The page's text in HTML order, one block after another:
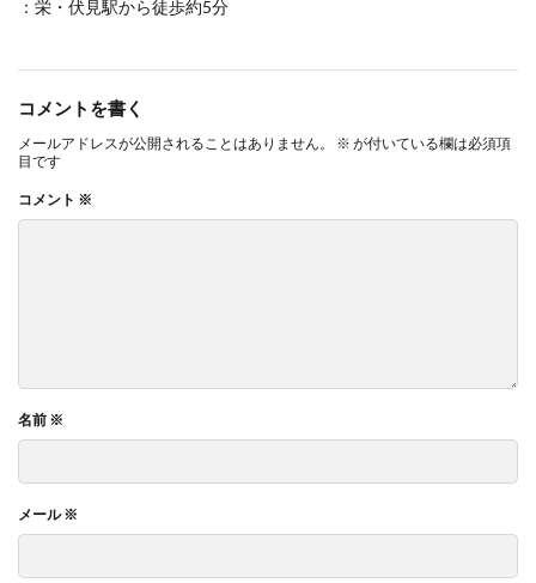
：栄・伏見駅から徒歩約5分
コメントを書く
メールアドレスが公開されることはありません。 ※ が付いている欄は必須項
目です
コメント ※
名前 ※
メール※